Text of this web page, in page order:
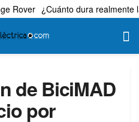
Rover ¿Cuánto dura realmente
de BiciMAD
por